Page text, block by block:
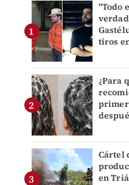
"Todo
tiros
¿Para
Cártel
en